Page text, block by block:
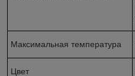
Максимальная температура
Цвет